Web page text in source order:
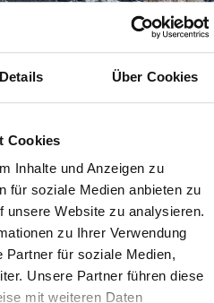
Details Über Cookies
Cookies
Inhalte und Anzeigen zu
für soziale Medien anbieten zu
unsere Website zu analysieren.
zu Ihrer Verwendung
Partner für soziale Medien,
Unsere Partner führen diese
mit weiteren Daten